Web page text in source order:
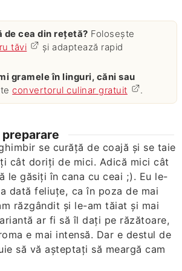
de cea din rețetă? Folosește
tăvi
și adaptează rapid
convertorul culinar gratuit .
se curăţă de coajă şi se taie
cât doriţi de mici. Adică mici cât
le găsiţi în cana cu ceai ;). Eu le-
dată feliuţe, ca în poza de mai
răzgândit şi le-am tăiat şi mai
ar fi să îl daţi pe răzătoare,
e mai intensă. Dar e destul de
să vă aşteptaţi să meargă cam